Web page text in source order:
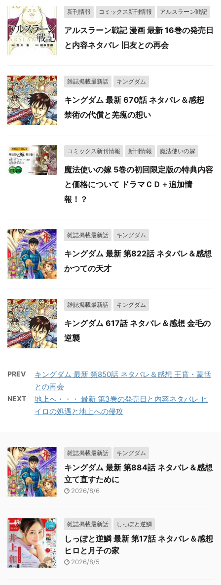
新刊情報 コミックス新刊情報 アルスラーン戦記
アルスラーン戦記 漫画 最新 16巻の発売日
と内容ネタバレ 旧友との再会
雑誌掲載最新話 キングダム
キングダム 最新 670話 ネタバレ＆感想
禁術の代償と羌瘣の想い
コミックス新刊情報 新刊情報 魔法使いの嫁
魔法使いの嫁 5巻の初回限定版の特典内容
と価格について ドラマＣＤ＋追加情
報！？
雑誌掲載最新話 キングダム
キングダム 最新 第822話 ネタバレ＆感想
かつての天才
雑誌掲載最新話 キングダム
キングダム 617話 ネタバレ＆感想 金毛の
逆襲
PREV
キングダム 最新 第850話 ネタバレ＆感想 王賁・蒙恬
との再会
NEXT
地上へ・・・ 最新 第3巻の発売日と内容ネタバレ ヒ
イロの処遇と地上への侵攻
雑誌掲載最新話 キングダム
キングダム 最新 第884話 ネタバレ＆感想
立て直すために
2026/8/6
雑誌掲載最新話 しっぽと逆鱗
しっぽと逆鱗 最新 第17話 ネタバレ＆感想
ヒロと月子の家
2026/8/5